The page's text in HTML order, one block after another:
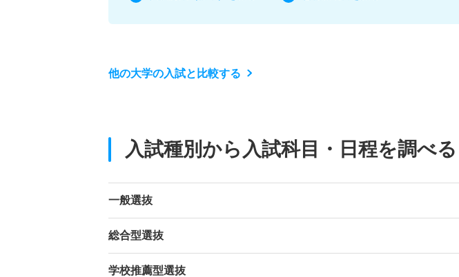
他の大学の入試と比較する
入試種別から入試科目・日程を調べる
一般選抜
総合型選抜
学校推薦型選抜